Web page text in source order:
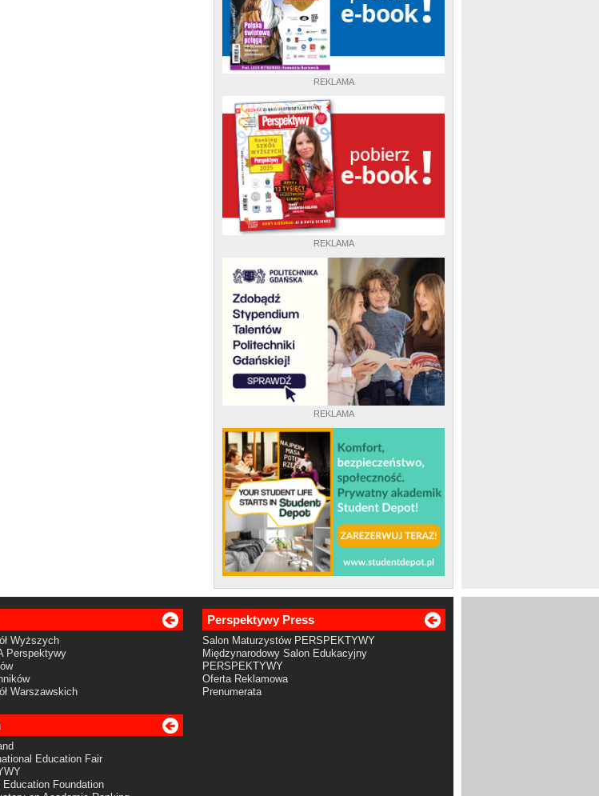
REKLAMA
REKLAMA
REKLAMA
Wyższych
Perspektywy
Warszawskich
Perspektywy Press
Salon Maturzystów PERSPEKTYWY
Międzynarodowy Salon Edukacyjny
PERSPEKTYWY
Oferta Reklamowa
Prenumerata
Education Fair
Education Foundation